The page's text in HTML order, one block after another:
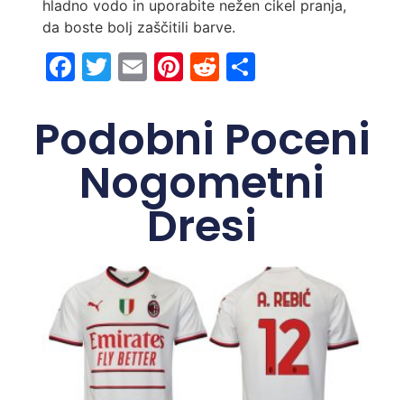
hladno vodo in uporabite nežen cikel pranja,
da boste bolj zaščitili barve.
Facebook
Twitter
EmailPinterest
Reddit
Share
Podobni Poceni
Nogometni
Dresi